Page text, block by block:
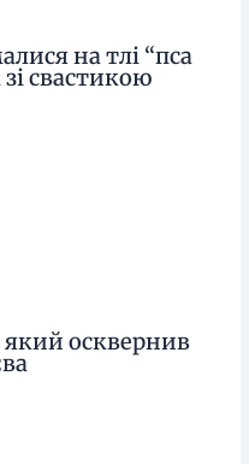
на тлі “пса
свастикою
осквернив